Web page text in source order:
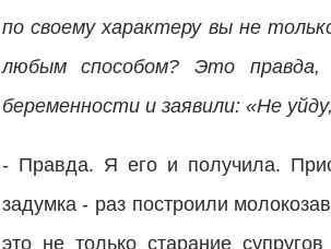
по своему характеру вы не
любым способом? Это
беременности и заявили: «Не
- Правда. Я его и получила.
задумка - раз построили
это не только старание